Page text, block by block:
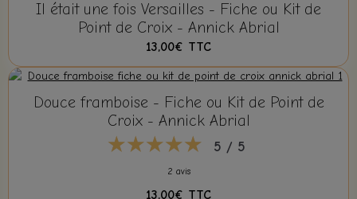
Il était une fois Versailles - Fiche ou Kit de
Point de Croix - Annick Abrial
13,00€ TTC
Douce framboise - Fiche ou Kit de Point de
Croix - Annick Abrial
5 / 5
2 avis
13,00€ TTC